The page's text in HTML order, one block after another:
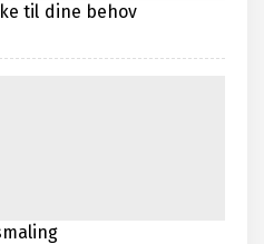
til dine behov